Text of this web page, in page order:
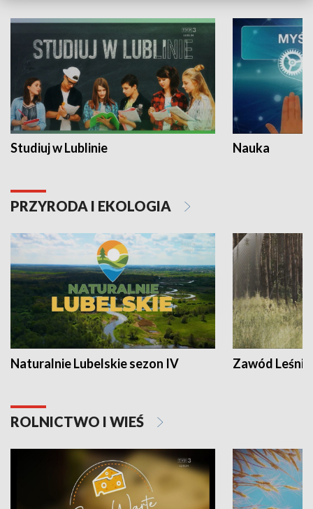
Studiuj w Lublinie Nauka
PRZYRODA I EKOLOGIA
Naturalnie Lubelskie sezon IV Zawód Leśnik
ROLNICTWO I WIEŚ